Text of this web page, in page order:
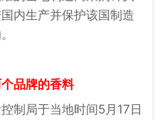
内生产并保护该国制造
品牌的香料
制局于当地时间5月17日